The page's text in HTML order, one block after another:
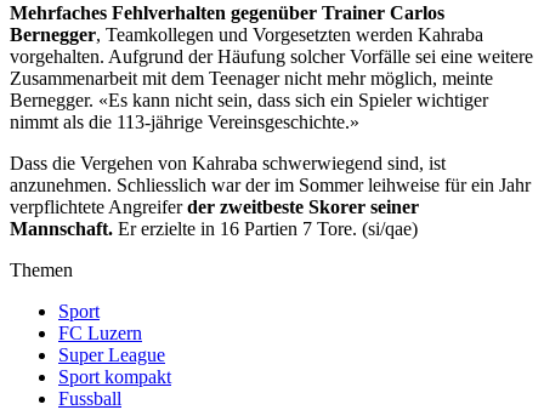
Mehrfaches Fehlverhalten gegenüber Trainer Carlos
Bernegger, Teamkollegen und Vorgesetzten werden Kahraba
vorgehalten. Aufgrund der Häufung solcher Vorfälle sei eine weitere
Zusammenarbeit mit dem Teenager nicht mehr möglich, meinte
Bernegger. «Es kann nicht sein, dass sich ein Spieler wichtiger
nimmt als die 113-jährige Vereinsgeschichte.»
Dass die Vergehen von Kahraba schwerwiegend sind, ist
anzunehmen. Schliesslich war der im Sommer leihweise für ein Jahr
verpflichtete Angreiferder zweitbeste Skorer seiner
Mannschaft. Er erzielte in 16 Partien 7 Tore. (si/qae)
Themen
Sport
FC Luzern
Super League
Sport kompakt
Fussball